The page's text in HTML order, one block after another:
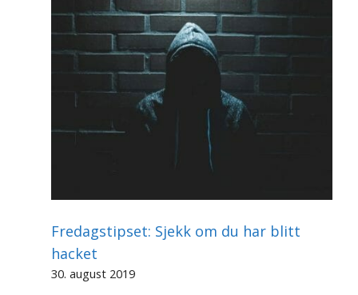
Fredagstipset: Sjekk om du har blitt
hacket
30. august 2019